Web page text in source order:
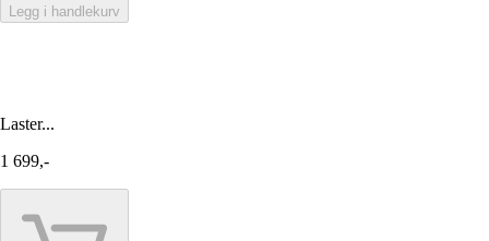
Legg i handlekurv
Laster...
1 699,-